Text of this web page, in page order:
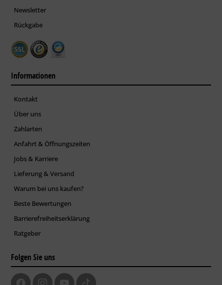
Newsletter
Rückgabe
Informationen
Kontakt
Über uns
Zahlarten
Anfahrt & Öffnungszeiten
Jobs & Karriere
Lieferung & Versand
Warum bei uns kaufen?
Beste Bewertungen
Barrierefreiheitserklärung
Ratgeber
Folgen Sie uns